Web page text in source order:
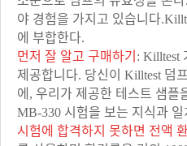
야 경험을 가지고 있습니다
에 부합한다.
먼저 잘 알고 구매하기 : Killtest
제공합니다. 당신이 Killtest 덤
에, 우리가 제공한 테스트 샘플
MB-330 시험을 보는 지식과
시험에 합격하지 못하면 전액